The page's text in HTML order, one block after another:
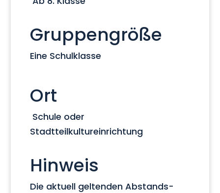
Gruppengröße
Eine Schulklasse
Ort
Schule oder
Stadtteilkultureinrichtung
Hinweis
Die aktuell geltenden Abstands-